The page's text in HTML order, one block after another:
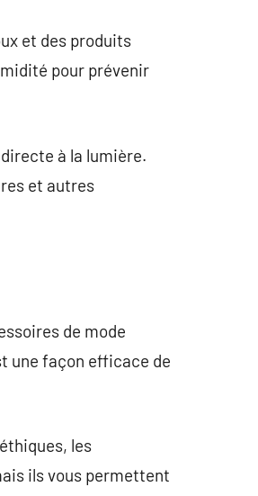
et des produits
pour prévenir
à la lumière.
et autres
de mode
une façon efficace de
les
ils vous permettent